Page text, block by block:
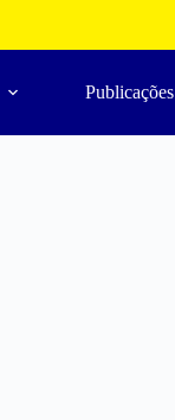
Publicações